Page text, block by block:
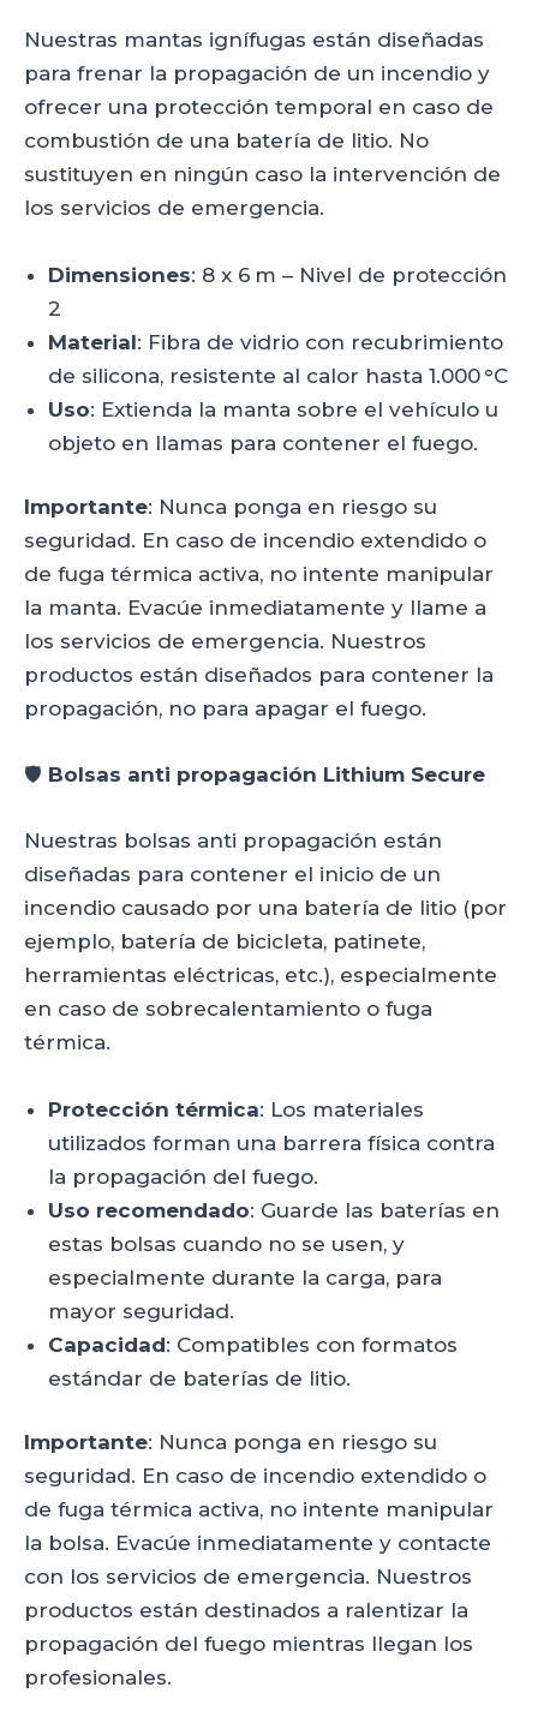
Nuestras mantas ignífugas están diseñadas
para frenar la propagación de un incendio y
ofrecer una protección temporal en caso de
combustión de una batería de litio. No
sustituyen en ningún caso la intervención de
los servicios de emergencia.
Dimensiones: 8 x 6 m – Nivel de protección
2
Material: Fibra de vidrio con recubrimiento
de silicona, resistente al calor hasta 1.000 °C
Uso: Extienda la manta sobre el vehículo u
objeto en llamas para contener el fuego.
Importante: Nunca ponga en riesgo su
seguridad. En caso de incendio extendido o
de fuga térmica activa, no intente manipular
la manta. Evacúe inmediatamente y llame a
los servicios de emergencia. Nuestros
productos están diseñados para contener la
propagación, no para apagar el fuego.
🛡 Bolsas anti propagación Lithium Secure
Nuestras bolsas anti propagación están
diseñadas para contener el inicio de un
incendio causado por una batería de litio (por
ejemplo, batería de bicicleta, patinete,
herramientas eléctricas, etc.), especialmente
en caso de sobrecalentamiento o fuga
térmica.
Protección térmica: Los materiales
utilizados forman una barrera física contra
la propagación del fuego.
Uso recomendado: Guarde las baterías en
estas bolsas cuando no se usen, y
especialmente durante la carga, para
mayor seguridad.
Capacidad: Compatibles con formatos
estándar de baterías de litio.
Importante: Nunca ponga en riesgo su
seguridad. En caso de incendio extendido o
de fuga térmica activa, no intente manipular
la bolsa. Evacúe inmediatamente y contacte
con los servicios de emergencia. Nuestros
productos están destinados a ralentizar la
propagación del fuego mientras llegan los
profesionales.